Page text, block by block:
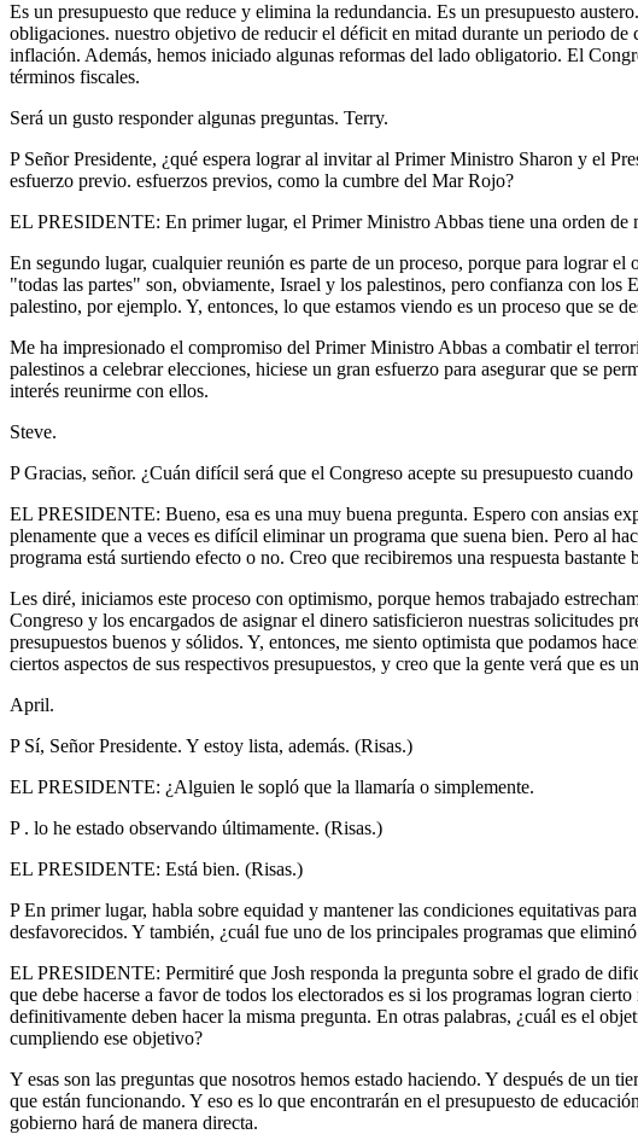
Es un presupuesto que reduce y elimina la redundancia. Es un presupuesto
obligaciones. nuestro objetivo de reducir el déficit en mitad durante un periodo de
inflación. Además, hemos iniciado algunas reformas del lado obligatorio. El
términos fiscales.
Será un gusto responder algunas preguntas. Terry.
P Señor Presidente, ¿qué espera lograr al invitar al Primer Ministro Sharon y el
esfuerzo previo. esfuerzos previos, como la cumbre del Mar Rojo?
EL PRESIDENTE: En primer lugar, el Primer Ministro Abbas tiene una orden de
En segundo lugar, cualquier reunión es parte de un proceso, porque para lograr
"todas las partes" son, obviamente, Israel y los palestinos, pero confianza con
palestino, por ejemplo. Y, entonces, lo que estamos viendo es un proceso que se
Me ha impresionado el compromiso del Primer Ministro Abbas a combatir el
palestinos a celebrar elecciones, hiciese un gran esfuerzo para asegurar que se
interés reunirme con ellos.
Steve.
P Gracias, señor. ¿Cuán difícil será que el Congreso acepte su presupuesto
EL PRESIDENTE: Bueno, esa es una muy buena pregunta. Espero con ansias
plenamente que a veces es difícil eliminar un programa que suena bien. Pero al
programa está surtiendo efecto o no. Creo que recibiremos una respuesta bastante
Les diré, iniciamos este proceso con optimismo, porque hemos trabajado
Congreso y los encargados de asignar el dinero satisficieron nuestras solicitudes
presupuestos buenos y sólidos. Y, entonces, me siento optimista que podamos
ciertos aspectos de sus respectivos presupuestos, y creo que la gente verá que es
April.
P Sí, Señor Presidente. Y estoy lista, además. (Risas.)
EL PRESIDENTE: ¿Alguien le sopló que la llamaría o simplemente.
P . lo he estado observando últimamente. (Risas.)
EL PRESIDENTE: Está bien. (Risas.)
P En primer lugar, habla sobre equidad y mantener las condiciones equitativas
desfavorecidos. Y también, ¿cuál fue uno de los principales programas que
EL PRESIDENTE: Permitiré que Josh responda la pregunta sobre el grado de
que debe hacerse a favor de todos los electorados es si los programas logran
definitivamente deben hacer la misma pregunta. En otras palabras, ¿cuál es el
cumpliendo ese objetivo?
Y esas son las preguntas que nosotros hemos estado haciendo. Y después de un
que están funcionando. Y eso es lo que encontrarán en el presupuesto de
gobierno hará de manera directa.